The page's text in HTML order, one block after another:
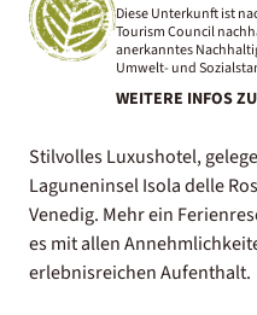
Diese Unterkunft ist
Tourism Council
anerkanntes
Umwelt- und
WEITERE INFOS
Stilvolles Luxushotel,
Laguneninsel Isola delle
Venedig. Mehr ein
es mit allen
erlebnisreichen Aufenthalt.